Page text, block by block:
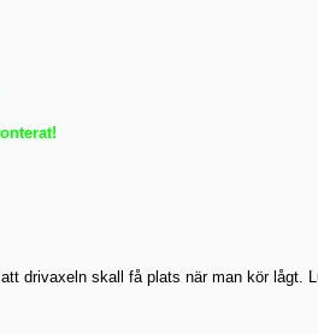
drivaxeln skall få plats när man kör